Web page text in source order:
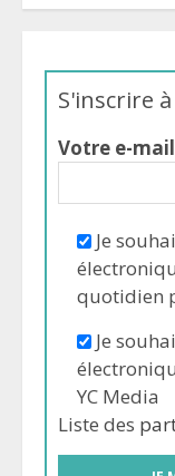
S'inscrire
Votre e-mail
Je
quotidien
Je
YC Media
Liste des